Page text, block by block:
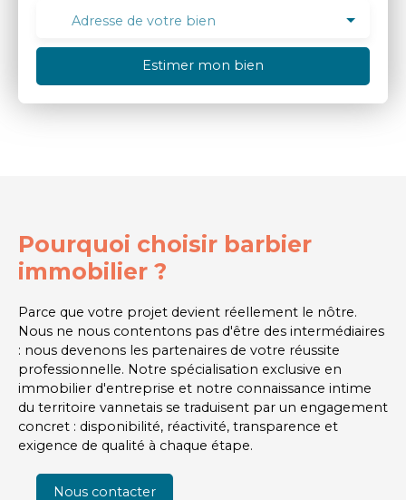
Adresse de votre bien
Estimer mon bien
Pourquoi choisir barbier
immobilier ?
Parce que votre projet devient réellement le nôtre.
Nous ne nous contentons pas d'être des intermédiaires
: nous devenons les partenaires de votre réussite
professionnelle. Notre spécialisation exclusive en
immobilier d'entreprise et notre connaissance intime
du territoire vannetais se traduisent par un engagement
concret : disponibilité, réactivité, transparence et
exigence de qualité à chaque étape.
Nous contacter